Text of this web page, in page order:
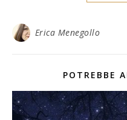
Erica Menegollo
POTREBBE